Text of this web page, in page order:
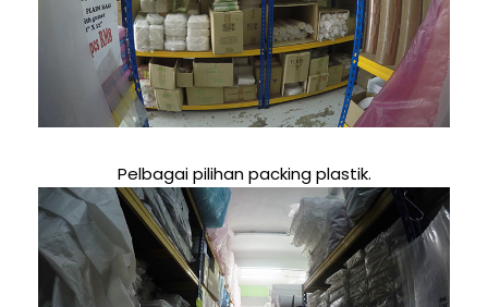
Pelbagai pilihan packing plastik.